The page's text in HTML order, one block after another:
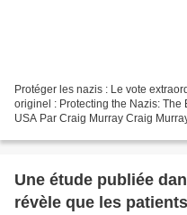
Protéger les nazis : Le vote
originel : Protecting the Nazis: The
USA Par Craig Murray Craig
Une étude publiée
révèle que les